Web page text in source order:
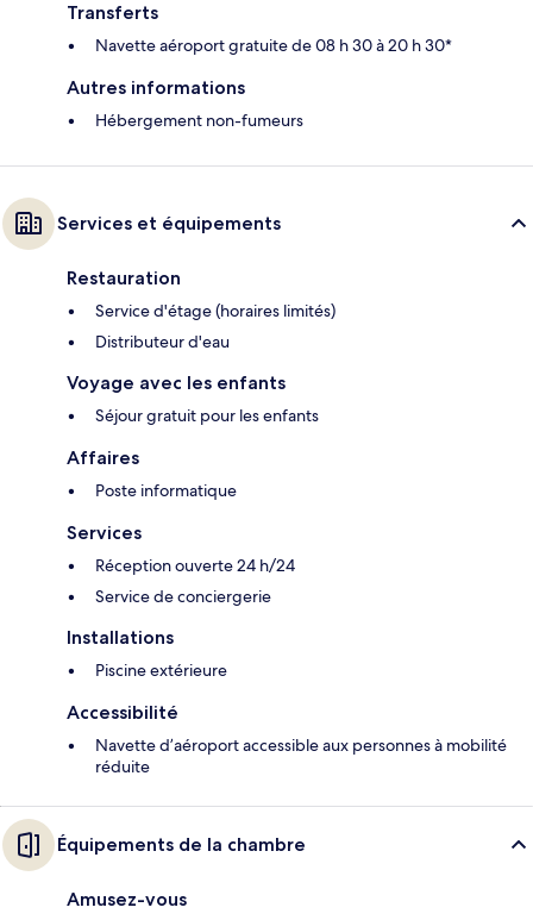
Transferts
Navette aéroport gratuite de 08 h 30 à 20 h 30*
Autres informations
Hébergement non-fumeurs
Services et équipements
Restauration
Service d'étage (horaires limités)
Distributeur d'eau
Voyage avec les enfants
Séjour gratuit pour les enfants
Affaires
Poste informatique
Services
Réception ouverte 24 h/24
Service de conciergerie
Installations
Piscine extérieure
Accessibilité
Navette d’aéroport accessible aux personnes à mobilité
réduite
Équipements de la chambre
Amusez-vous